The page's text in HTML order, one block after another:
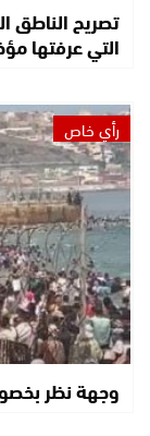
تصريح الناطق
التي عرفتها
رأي خاص
وجهة نظر